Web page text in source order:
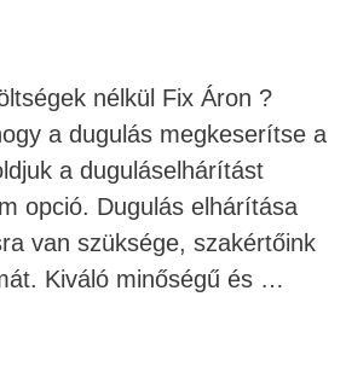
nélkül Fix Áron ?
a dugulás megkeserítse a
a duguláselhárítást
opció. Dugulás elhárítása
van szüksége, szakértőink
Kiváló minőségű és …